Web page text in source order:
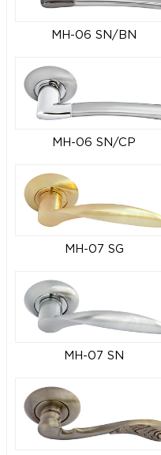
MH-06 SN/BN
MH-06 SN/CP
MH-07 SG
MH-07 SN